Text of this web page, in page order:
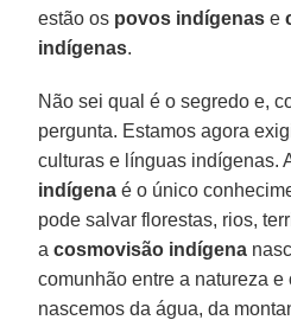
estão os povos indígenas e
indígenas.
Não sei qual é o segredo e,
pergunta. Estamos agora
culturas e línguas indígenas.
indígena é o único
pode salvar florestas, rios,
acosmovisão indígena
comunhão entre a natureza
nascemos da água, da